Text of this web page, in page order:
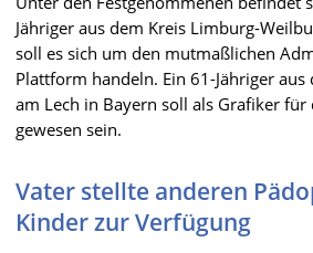
Jähriger aus dem Kreis Limburg-
soll es sich um den mutmaßlichen
Plattform handeln. Ein 61-Jähriger aus
am Lech in Bayern soll als Grafiker
gewesen sein.
Vater stellte anderen
Kinder zur Verfügung